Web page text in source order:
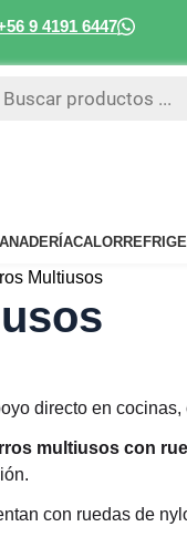
9 4191 6447
CALOR
Multiusos
directo en
multiusos con
con ruedas de